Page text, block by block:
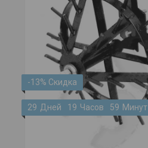
-13%
29 Дней 1 9 Часов 59 Минут